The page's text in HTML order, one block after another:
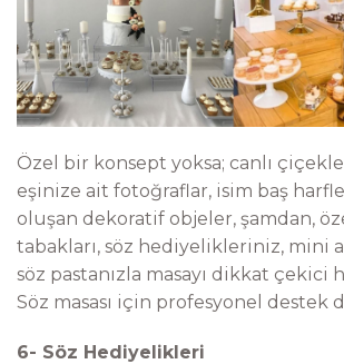
Özel bir konsept yoksa; canlı
eşinize ait fotoğraflar, isim baş
oluşan dekoratif objeler, şamdan,
tabakları, söz hediyelikleriniz, mini
söz pastanızla masayı dikkat çekici
Söz masası için profesyonel destek
6- Söz Hediyelikleri